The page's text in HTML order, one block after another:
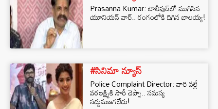
Prasanna Kumar: టాలీవుడ్‌లో ముగిసిన
యూనియన్ వార్.. రంగంలోకి దిగిన బాలయ్య!
#సినిమా న్యూస్
Police Complaint Director: వారి వల్లే
వరలక్ష్మికి సారీ చెప్పా.. సమస్య
సద్దుమణగలేదు!